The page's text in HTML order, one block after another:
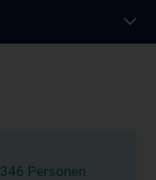
346 Personen